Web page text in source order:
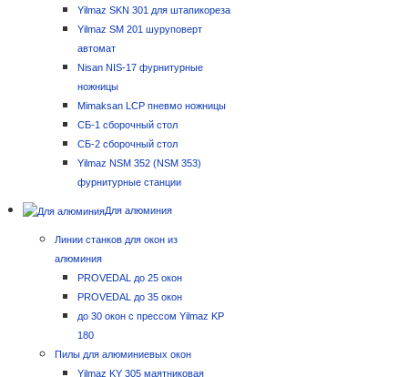
Yilmaz SKN 301 для штапикореза
Yilmaz SM 201 шуруповерт
автомат
Nisan NIS-17 фурнитурные
ножницы
Mimaksan LCP пневмо ножницы
СБ-1 сборочный стол
СБ-2 сборочный стол
Yilmaz NSM 352 (NSM 353)
фурнитурные станции
Для алюминия
Линии станков для окон из
алюминия
PROVEDAL до 25 окон
PROVEDAL до 35 окон
до 30 окон с прессом Yilmaz KP
180
Пилы для алюминиевых окон
Yilmaz KY 305 маятниковая